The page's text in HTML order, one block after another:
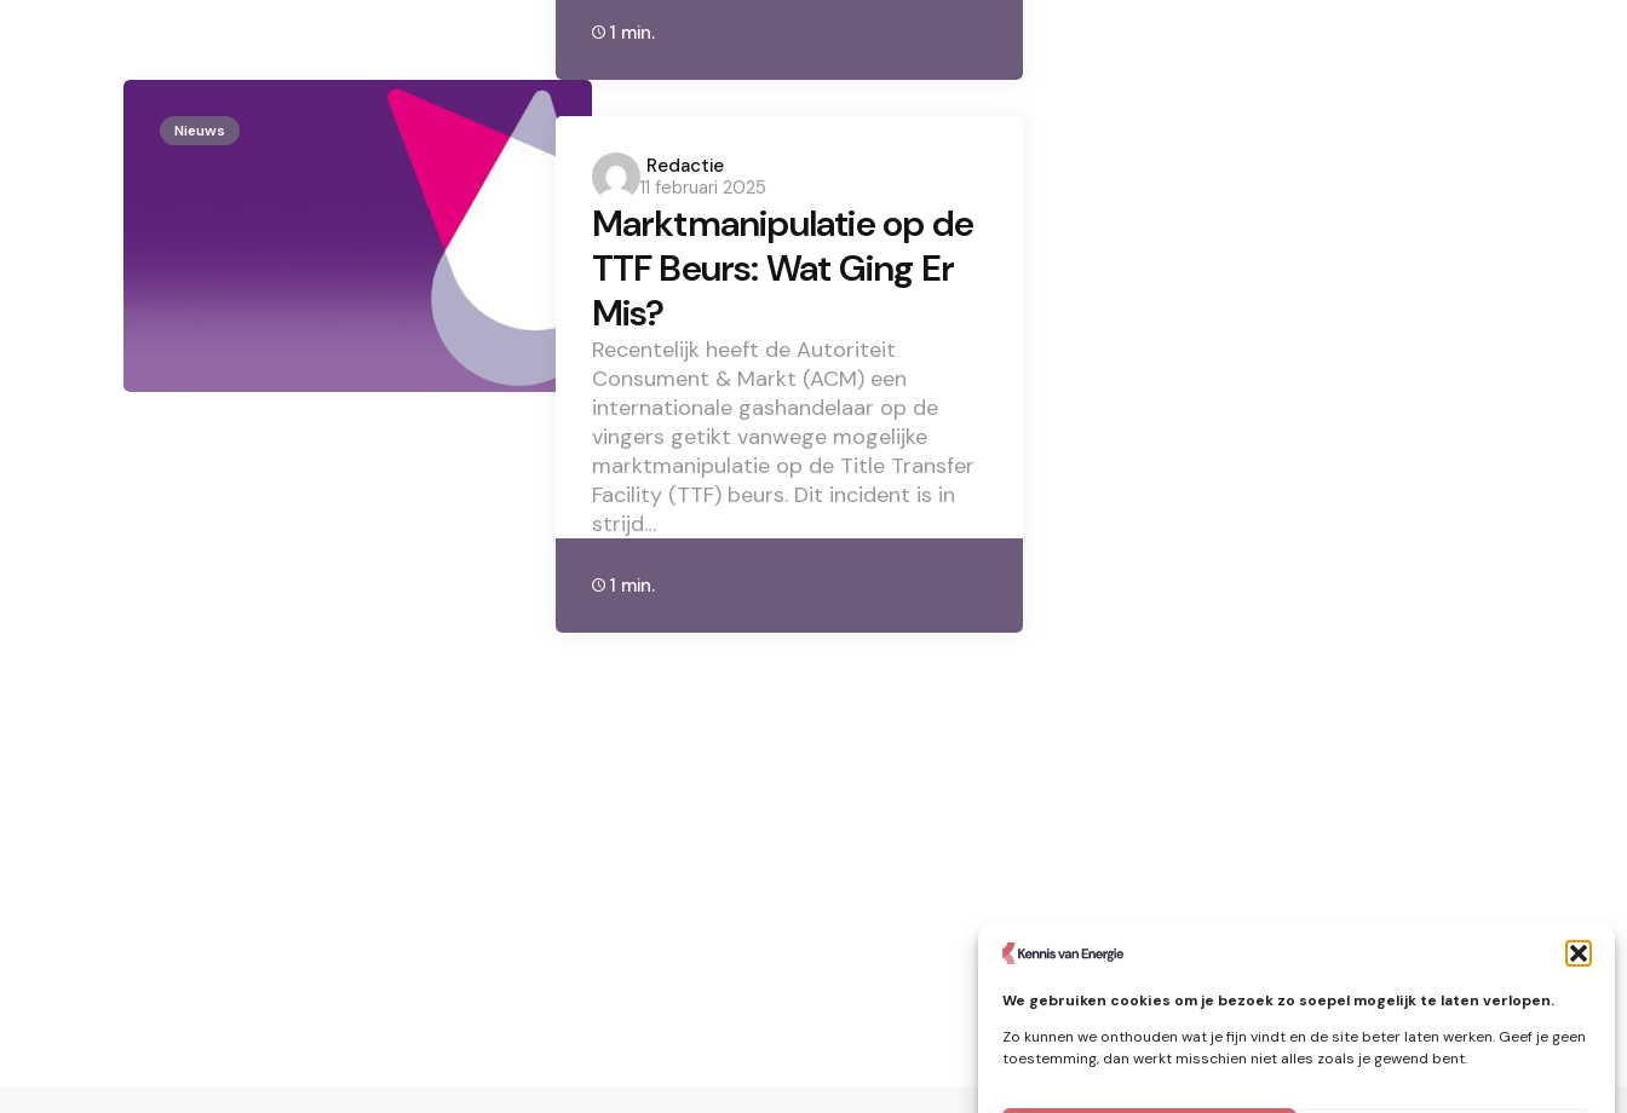
We gebruiken cookies om je bezoek zo soepel mogelijk te laten verlopen.
Zo kunnen we onthouden wat je fijn vindt en de site beter laten werken. Geef je geen
toestemming, dan werkt misschien niet alles zoals je gewend bent.
1 min.
Nieuws
Posted
by
Redactie
11 februari 2025
Marktmanipulatie op de
TTF Beurs: Wat Ging Er
Mis?
Recentelijk heeft de Autoriteit
Consument & Markt (ACM) een
internationale gashandelaar op de
vingers getikt vanwege mogelijke
marktmanipulatie op de Title Transfer
Facility (TTF) beurs. Dit incident is in
strijd…
1 min.